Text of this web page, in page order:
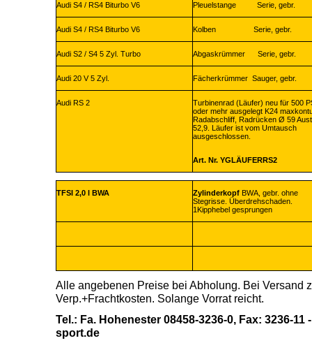
Audi S4 / RS4 Biturbo V6 Pleuelstange Serie, gebr.
Audi S4 / RS4 Biturbo V6 Kolben Serie, gebr.
Audi S2 / S4 5 Zyl. Turbo Abgaskrümmer Serie, gebr.
Audi 20 V 5 Zyl. Fächerkrümmer Sauger, gebr.
Audi RS 2
Turbinenrad (Läufer) neu für 500
oder mehr ausgelegt K24
Radabschliff, Radrücken Ø 59
52,9. Läufer ist vom Umtausch
ausgeschlossen.
Art. Nr. YGLÄUFERRS2
TFSI 2,0 l BWA Zylinderkopf BWA, gebr. ohne
Stegrisse. Überdrehschaden.
1Kipphebel gesprungen
Alle angebenen Preise bei Abholung. Bei Versand
Verp.+Frachtkosten. Solange Vorrat reicht.
Tel.: Fa. Hohenester 08458-3236-0, Fax: 3236-
sport.de